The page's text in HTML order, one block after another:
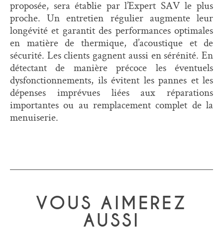
proposée, sera établie par l’Expert SAV le plus
proche. Un entretien régulier augmente leur
longévité et garantit des performances optimales
en matière de thermique, d’acoustique et de
sécurité. Les clients gagnent aussi en sérénité. En
détectant de manière précoce les éventuels
dysfonctionnements, ils évitent les pannes et les
dépenses imprévues liées aux réparations
importantes ou au remplacement complet de la
menuiserie.
VOUS AIMEREZ
AUSSI